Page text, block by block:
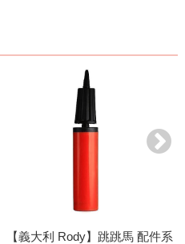
【義大利 Rody】跳跳馬 配件系